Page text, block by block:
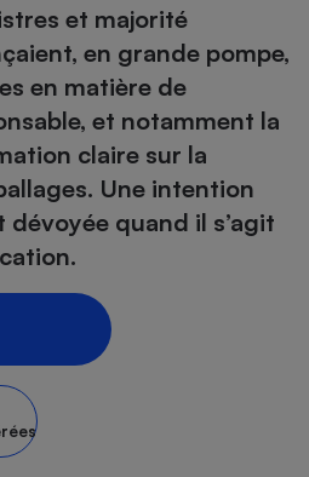
et majorité
en grande pompe,
en matière de
et notamment la
claire sur la
Une intention
quand il s’agit
Sécurité - Hygiène
Supermarché - Drive
Assurance
Banque - Crédit
Epargne - Fiscalité
Circulation routière
Contrôle technique -
Pièce détachée
Moto
Supermarché - Drive
Comparatif
Comparatif plaque à
Comparatif hotte
Comparatif climatiseur
Comparatif aspirateur
Comparatif aspirateur
Comparatif cafetière
Électricité - Gaz
Comparatif casque audio
Comparatif barre de son
Comparatif imprimante
Comparatif ordinateur
Comparatif ultrabook
Comparatif tablette
Crédit immobilier
Comparatif tondeuse
Comparatif poêle à
Comparatif radiateur
Aménagement
Bricolage - Jardinage
Hygiène - Beauté
Maladie - Médecine -
Système de santé -
Maison de retraite
emprunteur
- Testez le débit de votre
Internet